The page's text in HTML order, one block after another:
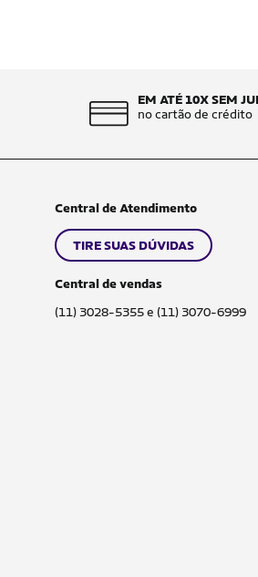
EM ATÉ 10X SEM
no cartão de crédito
Central de Atendimento
TIRE SUAS DÚVIDAS
Central de vendas
(11) 3028-5355 e (11) 3070-6999